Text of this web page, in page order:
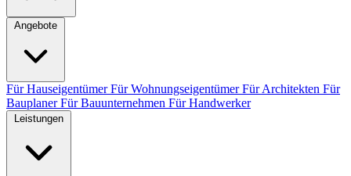
Angebote
Für HauseigentümerFür WohnungseigentümerFür Architekten Für
BauplanerFür Bauunternehmen Für Handwerker
Leistungen